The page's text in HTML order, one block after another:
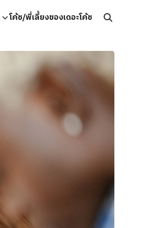
โค้ช/พี่เลี้ยงของเดอะโค้ช